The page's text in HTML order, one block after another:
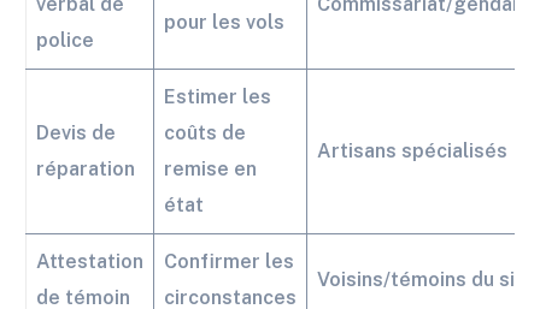
police
pour les vols
Devis de
réparation
Estimer les
coûts de
remise en
état
Artisans spécialisés
Attestation
de témoin
Confirmer les
circonstances
Voisins/témoins du